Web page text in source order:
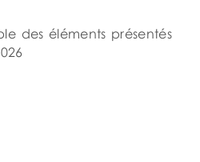
des éléments présentés